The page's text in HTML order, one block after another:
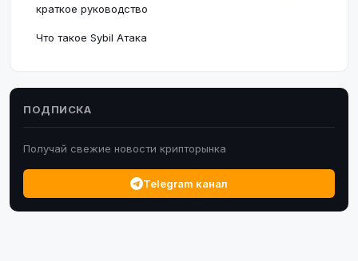
краткое руководство
Что такое Sybil Атака
ПОДПИСКА
Получай свежие новости крипторынка
Telegram канал